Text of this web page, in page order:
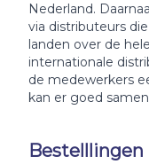
Nederland.
via distributeurs
landen over de
internationale
de medewerkers
kan er goed
Bestelllingen